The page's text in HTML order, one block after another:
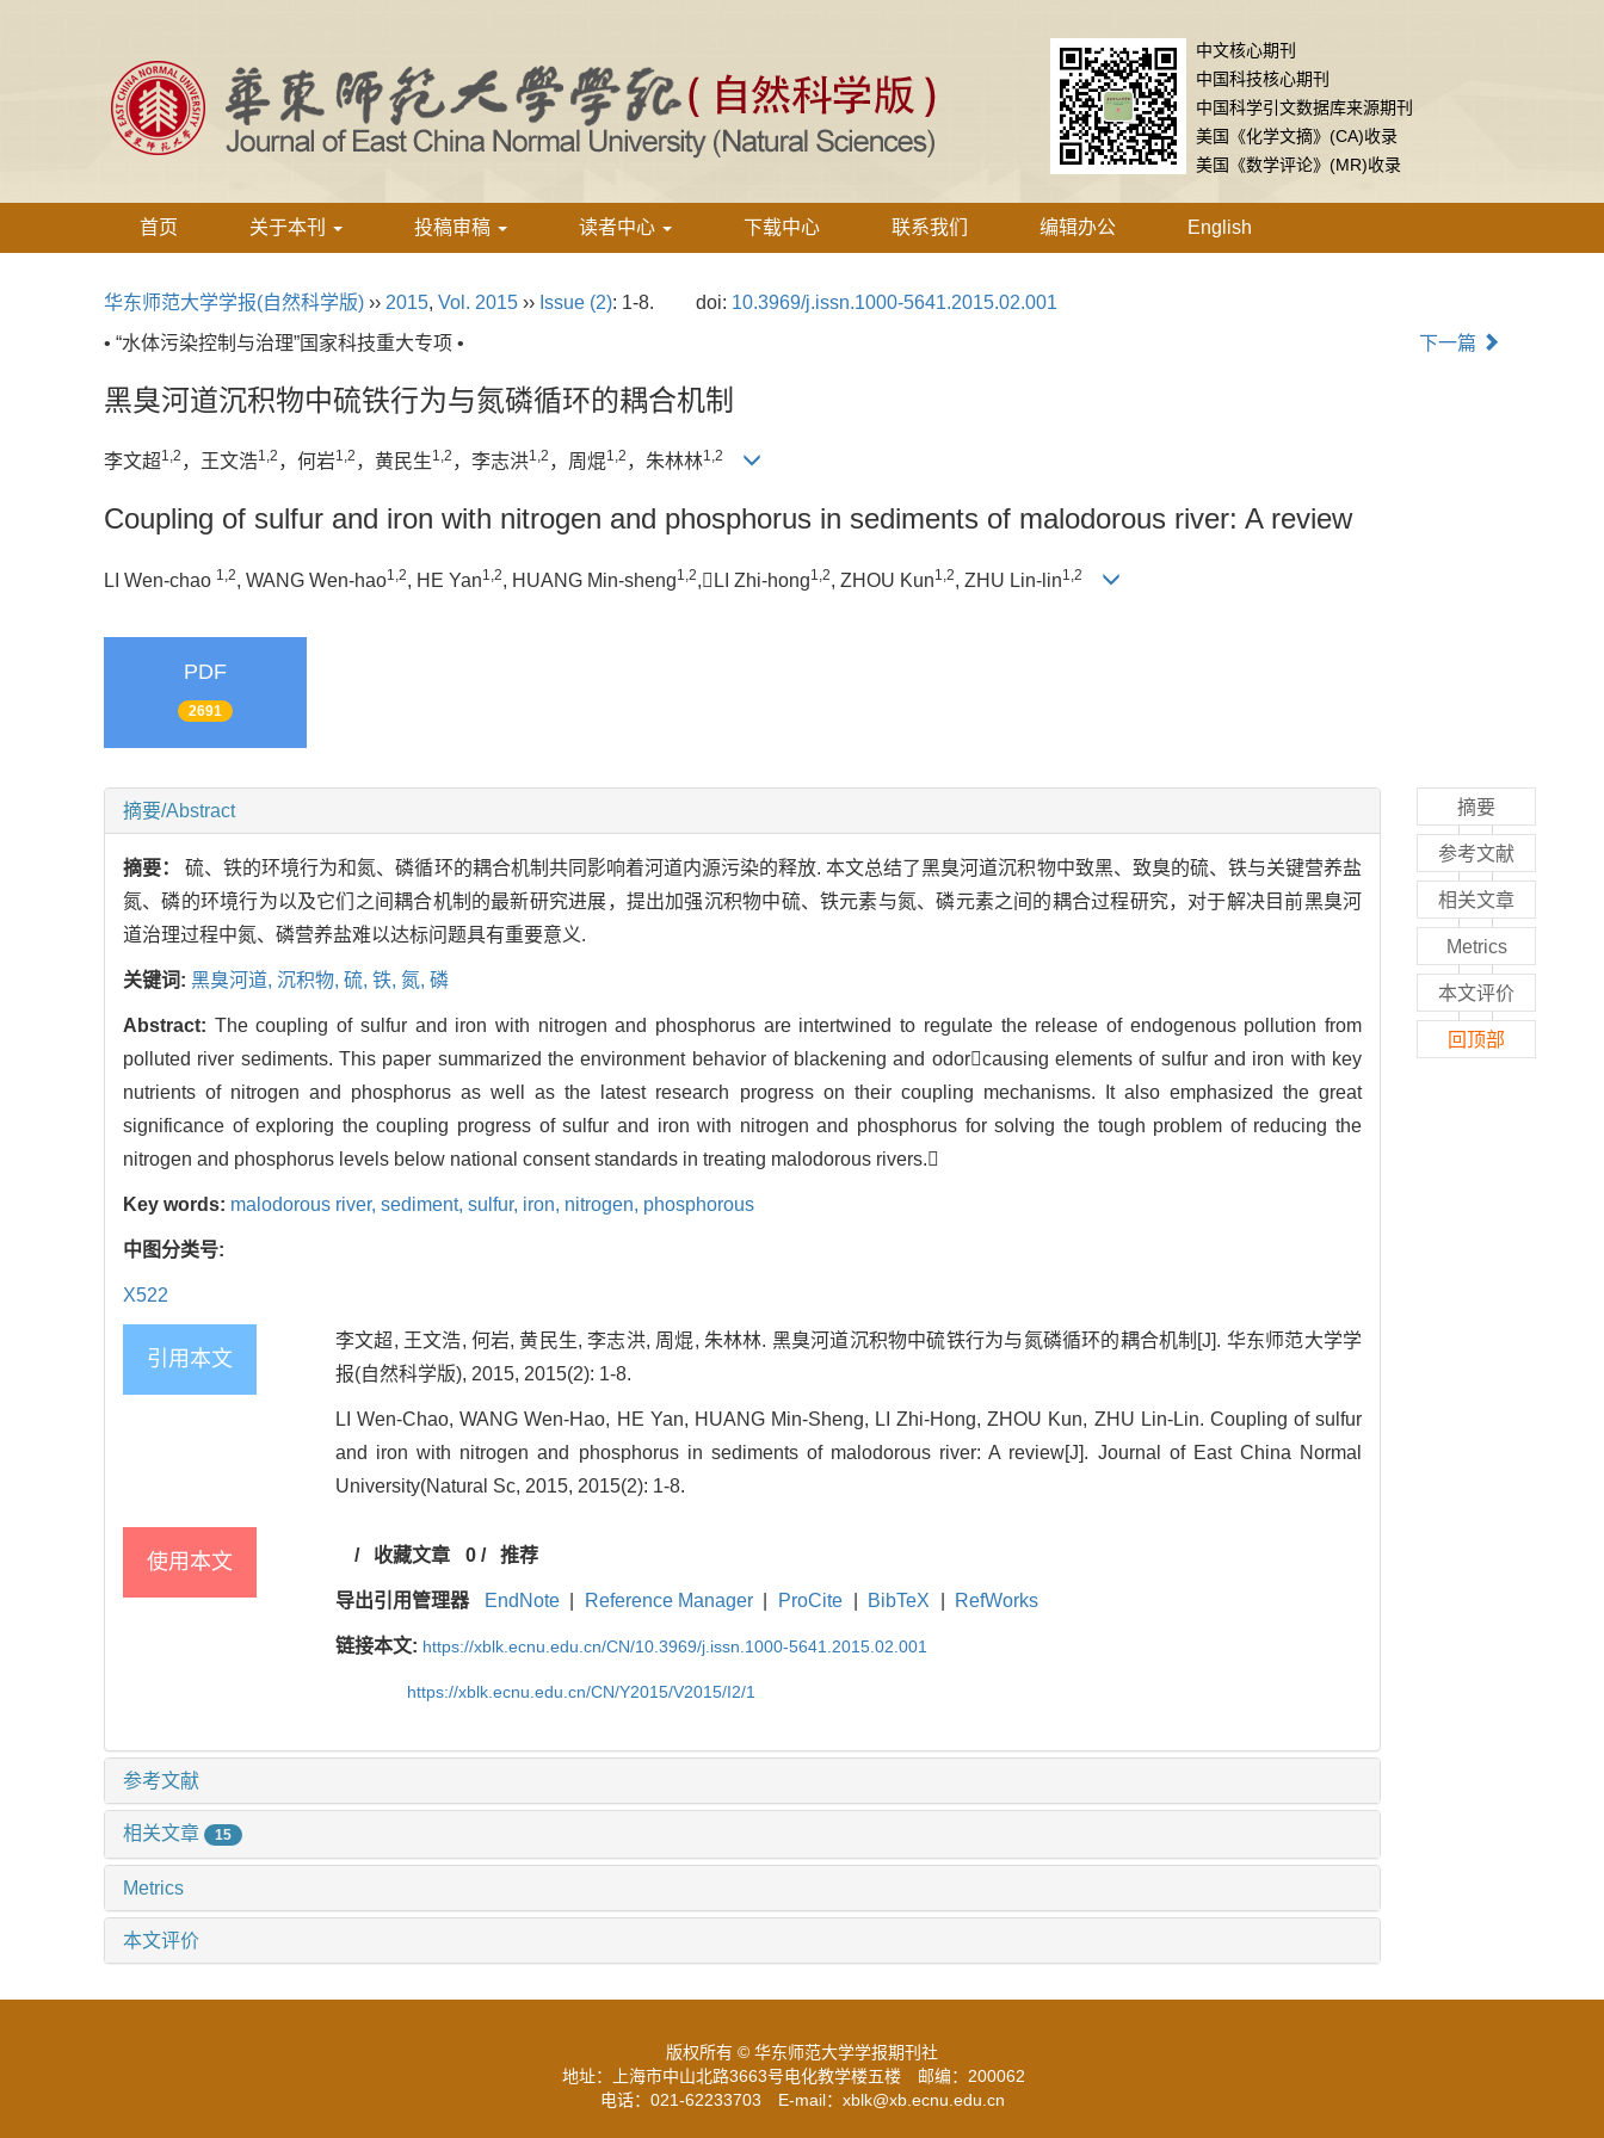
中文核心期刊
中国科技核心期刊
中国科学引文数据库来源期刊
美国《化学文摘》(CA)收录
美国《数学评论》(MR)收录
首页 关于本刊 投稿审稿 读者中心 下载中心 联系我们 编辑办公 English
华东师范大学学报(自然科学版) ›› 2015, Vol. 2015 ›› Issue (2): 1-8. doi: 10.3969/j.issn.1000-5641.2015.02.001
• “水体污染控制与治理”国家科技重大专项 •
下一篇
黑臭河道沉积物中硫铁行为与氮磷循环的耦合机制
李文超1,2 ，王文浩1,2 ，何岩1,2 ，黄民生1,2 ，李志洪1,2 ，周焜1,2 ，朱林林1,2
Coupling of sulfur and iron with nitrogen and phosphorus in sediments of malodorous river: A review
LI Wen-chao 1,2, WANG Wen-hao1,2, HE Yan1,2, HUANG Min-sheng1,2,LI Zhi-hong1,2, ZHOU Kun1,2, ZHU Lin-lin1,2
PDF
2691
摘要/Abstract
摘要：硫、铁的环境行为和氮、磷循环的耦合机制共同影响着河道内源污染的释放. 本文总结了黑臭河道沉积物中致黑、致臭的硫、铁与关键营养盐
氮、磷的环境行为以及它们之间耦合机制的最新研究进展，提出加强沉积物中硫、铁元素与氮、磷元素之间的耦合过程研究，对于解决目前黑臭河
道治理过程中氮、磷营养盐难以达标问题具有重要意义.
关键词: 黑臭河道, 沉积物, 硫, 铁, 氮, 磷
Abstract: The coupling of sulfur and iron with nitrogen and phosphorus are intertwined to regulate the release of endogenous pollution from
polluted river sediments. This paper summarized the environment behavior of blackening and odorcausing elements of sulfur and iron with key
nutrients of nitrogen and phosphorus as well as the latest research progress on their coupling mechanisms. It also emphasized the great
significance of exploring the coupling progress of sulfur and iron with nitrogen and phosphorus for solving the tough problem of reducing the
nitrogen and phosphorus levels below national consent standards in treating malodorous rivers.
Key words: malodorous river, sediment, sulfur, iron, nitrogen, phosphorous
中图分类号:
X522
引用本文
李文超, 王文浩, 何岩, 黄民生, 李志洪, 周焜, 朱林林. 黑臭河道沉积物中硫铁行为与氮磷循环的耦合机制[J]. 华东师范大学学
报(自然科学版), 2015, 2015(2): 1-8.
LI Wen-Chao, WANG Wen-Hao, HE Yan, HUANG Min-Sheng, LI Zhi-Hong, ZHOU Kun, ZHU Lin-Lin. Coupling of sulfur
and iron with nitrogen and phosphorus in sediments of malodorous river: A review[J]. Journal of East China Normal
University(Natural Sc, 2015, 2015(2): 1-8.
使用本文 / 收藏文章 0/ 推荐
导出引用管理器 EndNote Reference Manager ProCite BibTeX RefWorks
链接本文: https://xblk.ecnu.edu.cn/CN/10.3969/j.issn.1000-5641.2015.02.001
https://xblk.ecnu.edu.cn/CN/Y2015/V2015/I2/1
参考文献
相关文章 15
Metrics
本文评价
摘要
参考文献
相关文章
Metrics
本文评价
回顶部
版权所有 © 华东师范大学学报期刊社
地址：上海市中山北路3663号电化教学楼五楼 邮编：200062
电话：021-62233703 E-mail：xblk@xb.ecnu.edu.cn